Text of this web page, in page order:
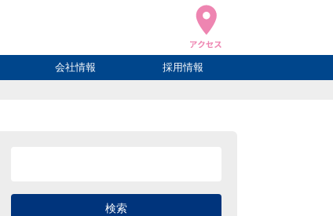
会社情報 採用情報